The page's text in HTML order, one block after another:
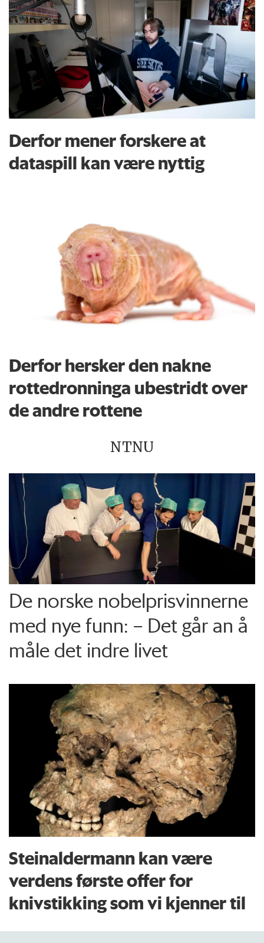
Derfor mener forskere at
dataspill kan være nyttig
Derfor hersker den nakne
rottedronninga ubestridt over
de andre rottene
NTNU
De norske nobelprisvinnerne
med nye funn: – Det går an å
måle det indre livet
Steinaldermann kan være
verdens første offer for
knivstikking som vi kjenner til